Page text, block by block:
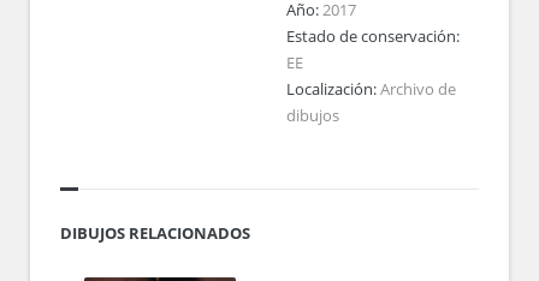
Año:2017
Estado de conservación:
EE
Localización:Archivo de
dibujos
DIBUJOS RELACIONADOS